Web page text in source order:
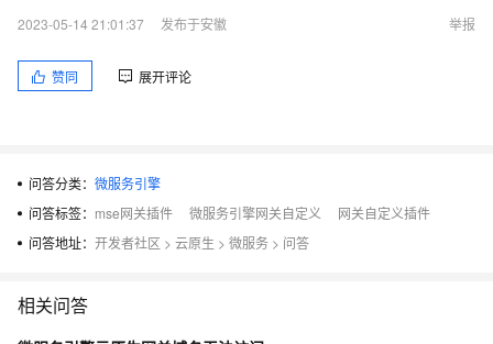
2023-05-14 21:01:37
发布于安徽 举报
赞同 展开评论
问答分类： 微服务引擎
问答标签： mse网关插件 微服务引擎网关自定义
网关自定义插件
问答地址： 开发者社区 > 云原生 > 微服务 > 问答
相关问答